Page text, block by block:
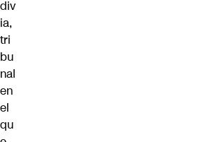
div
ia,
tri
bu
nal
en
el
qu